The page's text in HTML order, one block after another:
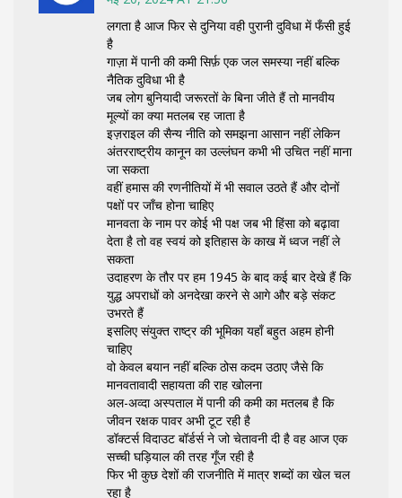
लगता है आज फिर से दुनिया वही पुरानी दुविधा में फँसी हुई
है
गाज़ा में पानी की कमी सिर्फ़ एक जल समस्या नहीं बल्कि
नैतिक दुविधा भी है
जब लोग बुनियादी जरूरतों के बिना जीते हैं तो मानवीय
मूल्यों का क्या मतलब रह जाता है
इज़राइल की सैन्य नीति को समझना आसान नहीं लेकिन
अंतरराष्ट्रीय कानून का उल्लंघन कभी भी उचित नहीं माना
जा सकता
वहीं हमास की रणनीतियों में भी सवाल उठते हैं और दोनों
पक्षों पर जाँच होना चाहिए
मानवता के नाम पर कोई भी पक्ष जब भी हिंसा को बढ़ावा
देता है तो वह स्वयं को इतिहास के काख में ध्वज नहीं ले
सकता
उदाहरण के तौर पर हम 1945 के बाद कई बार देखे हैं कि
युद्ध अपराधों को अनदेखा करने से आगे और बड़े संकट
उभरते हैं
इसलिए संयुक्त राष्ट्र की भूमिका यहाँ बहुत अहम होनी
चाहिए
वो केवल बयान नहीं बल्कि ठोस कदम उठाए जैसे कि
मानवतावादी सहायता की राह खोलना
अल-अव्दा अस्पताल में पानी की कमी का मतलब है कि
जीवन रक्षक पावर अभी टूट रही है
डॉक्टर्स विदाउट बॉर्डर्स ने जो चेतावनी दी है वह आज एक
सच्ची घड़ियाल की तरह गूँज रही है
फिर भी कुछ देशों की राजनीति में मात्र शब्दों का खेल चल
रहा है